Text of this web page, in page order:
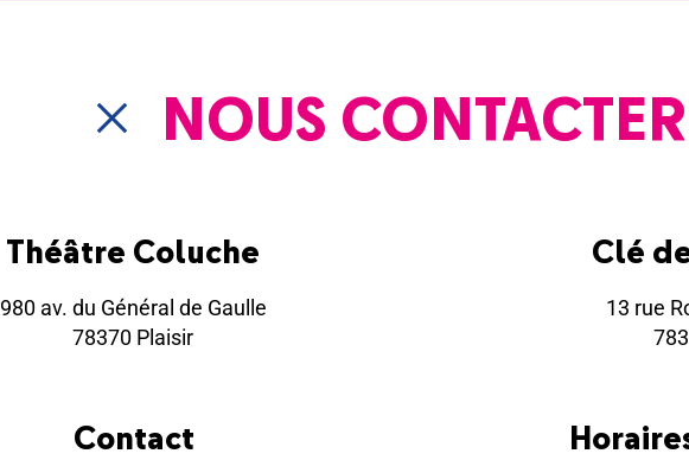
NOUS CONTACTER
Théâtre Coluche
980 av. du Général de Gaulle
78370 Plaisir
Clé
13 rue
Contact